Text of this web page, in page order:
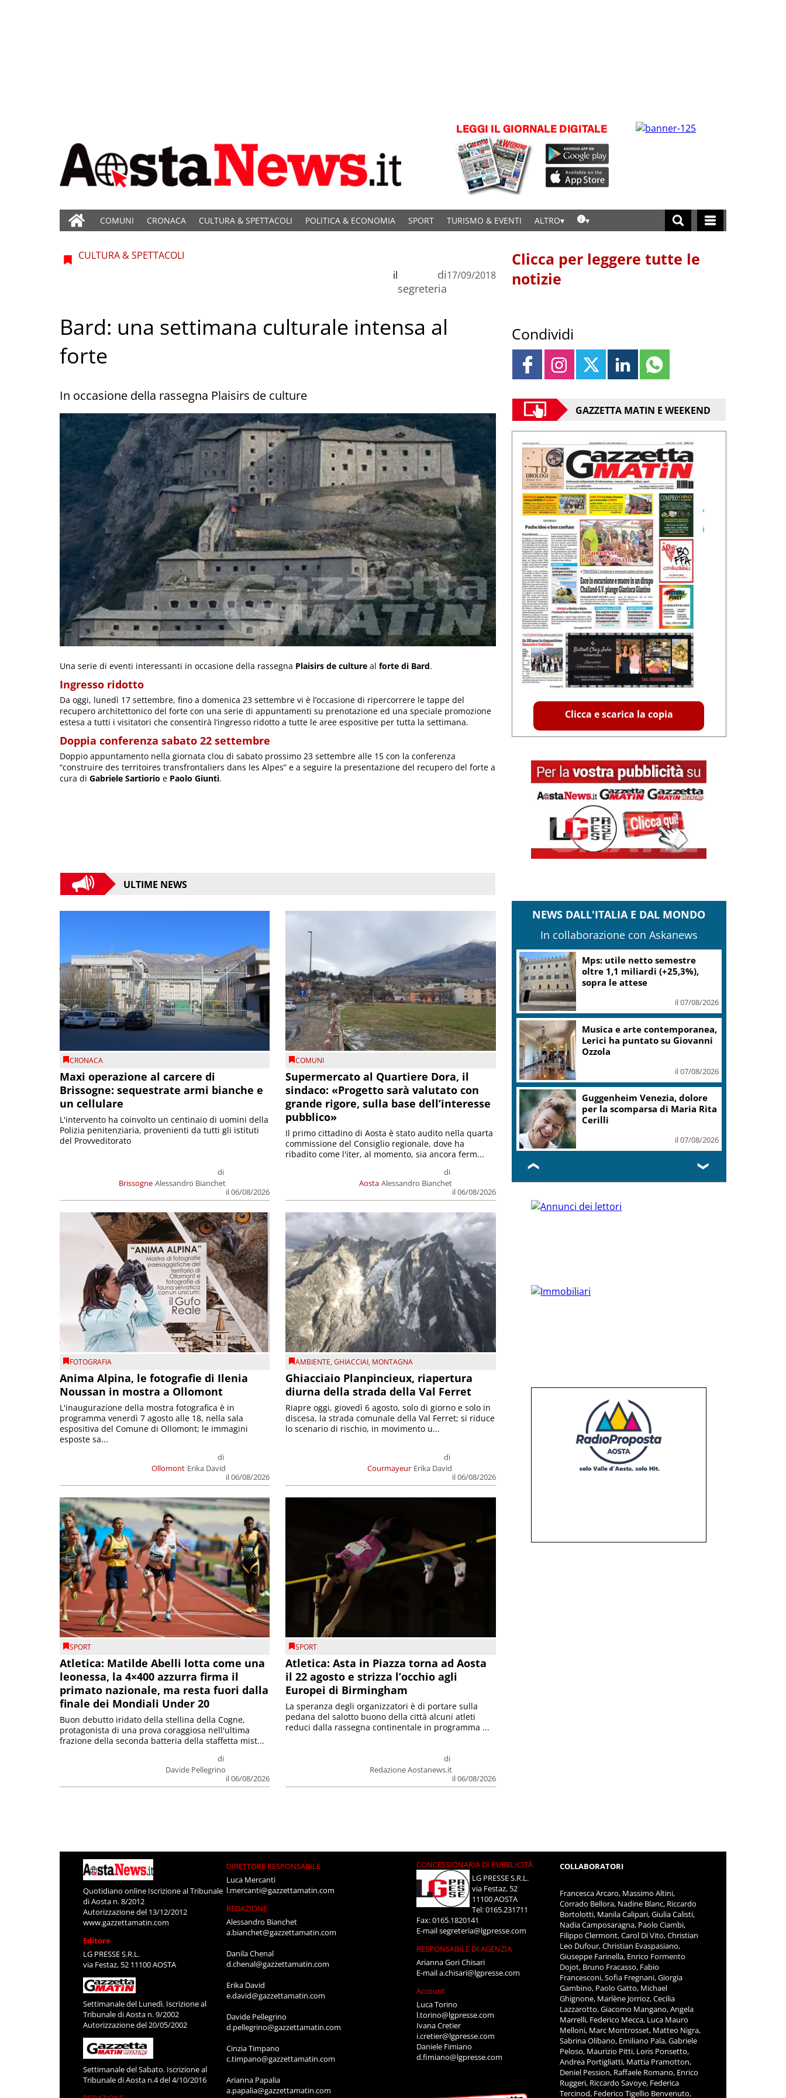
COMUNI CRONACA CULTURA & SPETTACOLI POLITICA & ECONOMIA SPORT TURISMO & EVENTI ALTRO
CULTURA & SPETTACOLI
di
segreteria
il 17/09/2018
Bard: una settimana culturale intensa al
forte
In occasione della rassegna Plaisirs de culture
Una serie di eventi interessanti in occasione della rassegna Plaisirs de culture al forte di Bard.
Ingresso ridotto
Da oggi, lunedì 17 settembre, fino a domenica 23 settembre vi è l’occasione di ripercorrere le tappe del
recupero architettonico del forte con una serie di appuntamenti su prenotazione ed una speciale promozione
estesa a tutti i visitatori che consentirà l’ingresso ridotto a tutte le aree espositive per tutta la settimana.
Doppia conferenza sabato 22 settembre
Doppio appuntamento nella giornata clou di sabato prossimo 23 settembre alle 15 con la conferenza
“construire des territoires transfrontaliers dans les Alpes” e a seguire la presentazione del recupero del forte a
cura di Gabriele Sartiorio e Paolo Giunti.
ULTIME NEWS
CRONACA
Maxi operazione al carcere di
Brissogne: sequestrate armi bianche e
un cellulare
Brissogne
di
Alessandro Bianchet
il 06/08/2026
L'intervento ha coinvolto un centinaio di uomini della
Polizia penitenziaria, provenienti da tutti gli istituti
del Provveditorato
COMUNI
Supermercato al Quartiere Dora, il
sindaco: «Progetto sarà valutato con
grande rigore, sulla base dell’interesse
pubblico»
Aosta
di
Alessandro Bianchet
il 06/08/2026
Il primo cittadino di Aosta è stato audito nella quarta
commissione del Consiglio regionale, dove ha
ribadito come l'iter, al momento, sia ancora ferm...
FOTOGRAFIA
Anima Alpina, le fotografie di Ilenia
Noussan in mostra a Ollomont
Ollomont
di
Erika David
il 06/08/2026
L'inaugurazione della mostra fotografica è in
programma venerdì 7 agosto alle 18, nella sala
espositiva del Comune di Ollomont; le immagini
esposte sa...
AMBIENTE,GHIACCIAI, MONTAGNA
Ghiacciaio Planpincieux, riapertura
diurna della strada della Val Ferret
Courmayeur
di
Erika David
il 06/08/2026
Riapre oggi, giovedì 6 agosto, solo di giorno e solo in
discesa, la strada comunale della Val Ferret; si riduce
lo scenario di rischio, in movimento u...
SPORT
Atletica: Matilde Abelli lotta come una
leonessa, la 4×400 azzurra firma il
primato nazionale, ma resta fuori dalla
finale dei Mondiali Under 20
di
Davide Pellegrino
il 06/08/2026
Buon debutto iridato della stellina della Cogne,
protagonista di una prova coraggiosa nell'ultima
frazione della seconda batteria della staffetta mist...
SPORT
Atletica: Asta in Piazza torna ad Aosta
il 22 agosto e strizza l’occhio agli
Europei di Birmingham
di
Redazione Aostanews.it
il 06/08/2026
La speranza degli organizzatori è di portare sulla
pedana del salotto buono della città alcuni atleti
reduci dalla rassegna continentale in programma ...
Clicca per leggere tutte le
notizie
Condividi
GAZZETTA MATIN E WEEKEND
Clicca e scarica la copia
NEWS DALL'ITALIA E DAL MONDO
In collaborazione con Askanews
Mps: utile netto semestre
oltre 1,1 miliardi (+25,3%),
sopra le attese
il 07/08/2026
Musica e arte contemporanea,
Lerici ha puntato su Giovanni
Ozzola
il 07/08/2026
Guggenheim Venezia, dolore
per la scomparsa di Maria Rita
Cerilli
il 07/08/2026
❮ ❯
Quotidiano online Iscrizione al Tribunale
di Aosta n. 8/2012
Autorizzazione del 13/12/2012
www.gazzettamatin.com
Editore
LG PRESSE S.R.L.
via Festaz, 52 11100 AOSTA
Settimanale del Lunedì. Iscrizione al
Tribunale di Aosta n. 9/2002
Autorizzazione del 20/05/2002
Settimanale del Sabato. Iscrizione al
Tribunale di Aosta n.4 del 4/10/2016
DIRETTORE RESPONSABILE
Luca Mercanti
l.mercanti@gazzettamatin.com
REDAZIONE
Alessandro Bianchet
a.bianchet@gazzettamatin.com
Danila Chenal
d.chenal@gazzettamatin.com
Erika David
e.david@gazzettamatin.com
Davide Pellegrino
d.pellegrino@gazzettamatin.com
Cinzia Timpano
c.timpano@gazzettamatin.com
Arianna Papalia
a.papalia@gazzettamatin.com
CONCESSIONARIA DI PUBBLICITÀ
LG PRESSE S.R.L.
via Festaz, 52
11100 AOSTA
Tel: 0165.231711
Fax: 0165.1820141
E-mailsegreteria@lgpresse.com
RESPONSABILE DI AGENZIA
Arianna Gori Chisari
E-maila.chisari@lgpresse.com
Account
Luca Torino
l.torino@lgpresse.com
Ivana Cretier
i.cretier@lgpresse.com
Daniele Fimiano
d.fimiano@lgpresse.com
COLLABORATORI
Francesca Arcaro, Massimo Altini,
Corrado Bellora, Nadine Blanc, Riccardo
Bortolotti, Manila Calipari, Giulia Calisti,
Nadia Camposaragna, Paolo Ciambi,
Filippo Clermont, Carol Di Vito, Christian
Leo Dufour, Christian Evaspasiano,
Giuseppe Farinella, Enrico Formento
Dojot, Bruno Fracasso, Fabio
Francesconi, Sofia Fregnani, Giorgia
Gambino, Paolo Gatto, Michael
Ghignone, Marlène Jorrioz, Cecilia
Lazzarotto, Giacomo Mangano, Angela
Marrelli, Federico Mecca, Luca Mauro
Melloni, Marc Montrosset, Matteo Nigra,
Sabrina Olibano, Emiliano Pala, Gabriele
Peloso, Maurizio Pitti, Loris Ponsetto,
Andrea Portigliatti, Mattia Pramotton,
Deniel Pession, Raffaele Romano, Enrico
Ruggeri, Riccardo Savoye, Federica
Tercinod, Federico Tigellio Benvenuto,